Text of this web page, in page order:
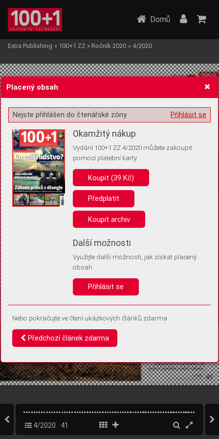
Žádost o souhlas s ukládáním volitelných informací
Pro základní fungování webu nepotřebujeme ukládat žádné informace
(tzv. cookies apod.). Rádi bychom vás ale požádali o souhlas s
uložením volitelných informací:
Anonymní unikátní ID
Díky němu příště poznáme, že se jedná o stejné zařízení, a
Identifikátor je zcela anonymní.
Vaše souhlasy a odmítnutí si ukládáme do vašeho zařízení, abychom se
vás už příště znovu neptali. Můžete je kdykoli později upravit ve Správě
Domů
Extra Publishing » 100+1 ZZ » Ročník 2020 » 4/2020
4/2020 41
Placený obsah
Přihlásit se
Nejste přihlášen do čtenářské zóny
Okamžitý nákup
Vydání 100+1 ZZ 4/2020 můžete zakoupit
pomocí platební karty
Koupit (39 Kč)
Předplatit
Koupit archiv
Další možnosti
Využijte další možnosti, jak získat placený
obsah
Přihlásit se
Nebo pokračujte ve čtení ukázkových článků zdarma
Předchozí článek zdarma